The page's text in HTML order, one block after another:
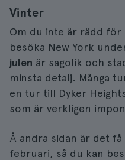
Vinter
Om du inte är rädd
besöka New York
julen är sagolik och
minsta detalj. Många
en tur till Dyker
som är verkligen
Å andra sidan är det
februari, så du kan